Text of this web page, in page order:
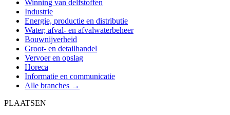
Winning van delfstoffen
Industrie
Energie, productie en distributie
Water; afval- en afvalwaterbeheer
Bouwnijverheid
Groot- en detailhandel
Vervoer en opslag
Horeca
Informatie en communicatie
Alle branches →
PLAATSEN